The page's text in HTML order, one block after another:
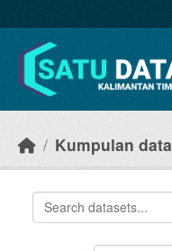
Kumpulan data